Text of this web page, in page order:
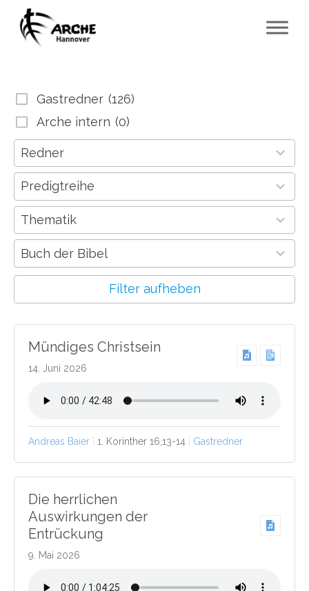
Gastredner (126)
Arche intern (0)
Redner
41
results
available
Predigtreihe
13
results
available
Thematik
281
results
available
Buch der Bibel
40
results
available
Filter aufheben
Mündiges Christsein
14. Juni 2026
Andreas Baier 1. Korinther 16,13-14 Gastredner
Die herrlichen
Auswirkungen der
Entrückung
9. Mai 2026